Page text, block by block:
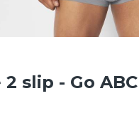
2 slip - Go